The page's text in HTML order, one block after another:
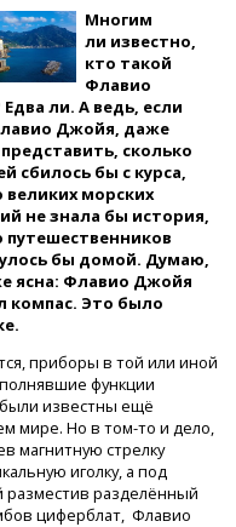
Многим
ли известно,
кто такой
Флавио
ли. А ведь, если
Джойя, даже
сколько
сбилось бы с курса,
великих морских
не знала бы история,
путешественников
бы домой. Думаю,
ясна: Флавио Джойя
компас. Это было
приборы в той или иной
функции
известны ещё
мире.Но в том-то и дело,
магнитную стрелку
иголку, а под
разместив разделённый
циферблат, Флавио